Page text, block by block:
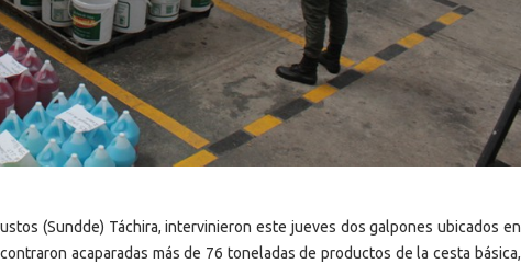
(Sundde) Táchira, intervinieron este jueves dos galpones ubicados en
acaparadas más de 76 toneladas de productos de la cesta básica,